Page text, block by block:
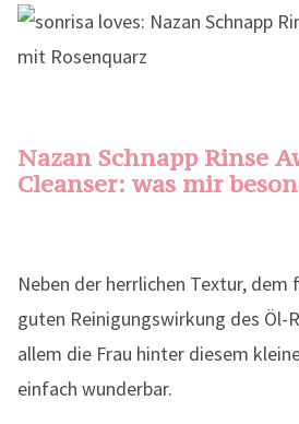
Nazan Schnapp Rinse
Cleanser: was mir
Neben der herrlichen Textur, dem
guten Reinigungswirkung des Öl-
allem die Frau hinter diesem
einfach wunderbar.